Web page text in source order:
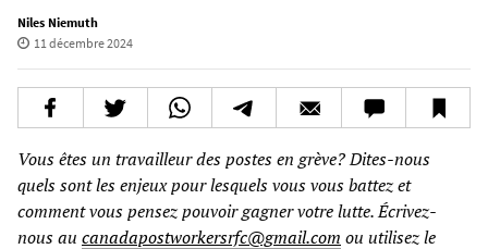
Niles Niemuth
11 décembre 2024
Vous êtes un travailleur des postes en grève? Dites-nous
quels sont les enjeux pour lesquels vous vous battez et
comment vous pensez pouvoir gagner votre lutte. Écrivez-
nous au canadapostworkersrfc@gmail.com ou utilisez le